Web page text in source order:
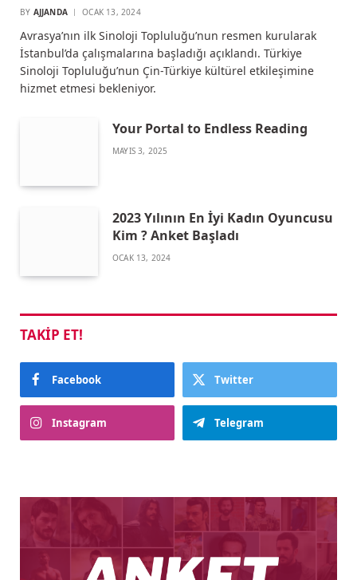
BY AJJANDA OCAK 13, 2024
Avrasya’nın ilk Sinoloji Topluluğu’nun resmen kurularak
İstanbul’da çalışmalarına başladığı açıklandı. Türkiye
Sinoloji Topluluğu’nun Çin-Türkiye kültürel etkileşimine
hizmet etmesi bekleniyor.
Your Portal to Endless Reading
MAYIS 3, 2025
2023 Yılının En İyi Kadın Oyuncusu
Kim ? Anket Başladı
OCAK 13, 2024
TAKIP ET!
Facebook Twitter
Instagram Telegram